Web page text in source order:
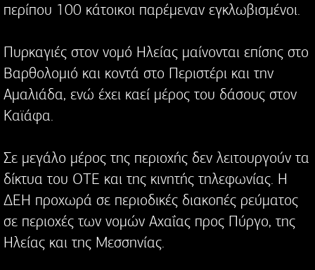
περίπου 100 κάτοικοι παρέμεναν εγκλωβισμένοι.
Πυρκαγιές στον νομό Ηλείας μαίνονται επίσης στο
Βαρθολομιό και κοντά στο Περιστέρι και την
Αμαλιάδα, ενώ έχει καεί μέρος του δάσους στον
Καϊάφα.
Σε μεγάλο μέρος της περιοχής δεν λειτουργούν τα
δίκτυα του ΟΤΕ και της κινητής τηλεφωνίας. Η
ΔΕΗ προχωρά σε περιοδικές διακοπές ρεύματος
σε περιοχές των νομών Αχαΐας προς Πύργο, της
Ηλείας και της Μεσσηνίας.